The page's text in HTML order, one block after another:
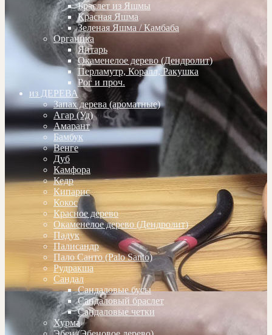
Браслет из Яшмы
Красная Яшма
Зеленая Яшма / Камбаба
Органика
Янтарь
Окаменелое дерево (Дендролит)
Перламутр, Коралл, Ракушка
Рог и проч.
из ДЕРЕВА
Запах дерева (ароматные)
Агар (Уд)
Амарант
Бамбук
Венге
Дуб
Камфора
Кедр
Кипарис
Кокос
Красное дерево
Окаменелое дерево (Дендролит)
Падук
Палисандр
Пало Санто (Palo Santo)
Рудракша
Сандал
Сандаловые бусы
Сандаловый браслет
Сандаловые четки
Хурма